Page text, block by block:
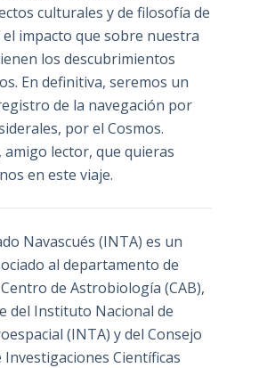
culturales y de filosofía de
el impacto que sobre nuestra
los descubrimientos
En definitiva, seremos un
de la navegación por
por el Cosmos.
amigo lector, que quieras
en este viaje.
Navascués (INTA) es un
al departamento de
de Astrobiología (CAB),
del Instituto Nacional de
(INTA) y del Consejo
Científicas